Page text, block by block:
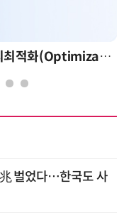
AI 시대의 의사결정을 바꾸는 수리최적화(Optimization): 실제 산업 적용 사례와 활용 전략
벌었다…한국도 사